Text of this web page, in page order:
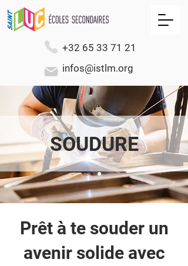
+32 65 33 71 21
infos@istlm.org
SOUDURE
Prêt à te souder un
avenir solide avec